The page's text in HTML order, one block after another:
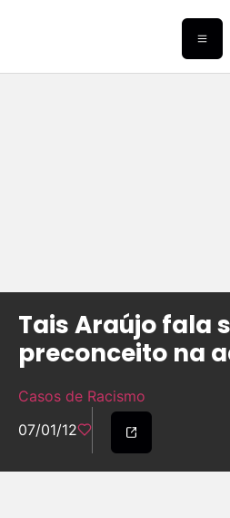
Tais Araújo fala
preconceito na
Casos de Racismo
07/01/12